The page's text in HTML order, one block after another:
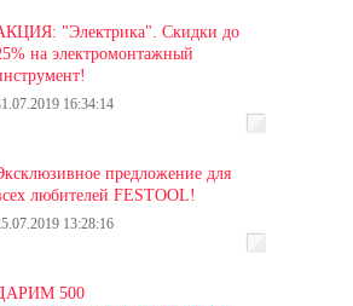
"Электрика". Скидки до
на электромонтажный
16:34:14
предложение для
любителей FESTOOL!
13:28:16
500